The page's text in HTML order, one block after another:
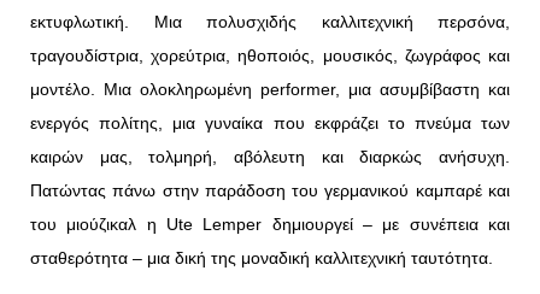
εκτυφλωτική. Μια πολυσχιδής καλλιτεχνική περσόνα,
τραγουδίστρια, χορεύτρια, ηθοποιός, μουσικός, ζωγράφος και
μοντέλο. Μια ολοκληρωμένη performer, μια ασυμβίβαστη και
ενεργός πολίτης, μια γυναίκα που εκφράζει το πνεύμα των
καιρών μας, τολμηρή, αβόλευτη και διαρκώς ανήσυχη.
Πατώντας πάνω στην παράδοση του γερμανικού καμπαρέ και
του μιούζικαλ η Ute Lemper δημιουργεί – με συνέπεια και
σταθερότητα – μια δική της μοναδική καλλιτεχνική ταυτότητα.